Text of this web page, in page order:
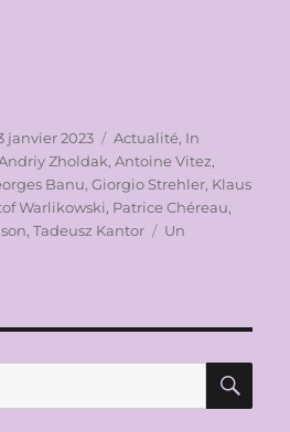
janvier 2023 Catégories
Actualité, In
Zholdak,Antoine Vitez,
Banu,Giorgio Strehler, Klaus
Warlikowski, Patrice Chéreau,
,Tadeusz Kantor
Un